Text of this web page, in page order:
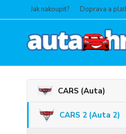
Jak nakoupit? Doprava a
CARS (Auta)
CARS 2 (Auta 2)